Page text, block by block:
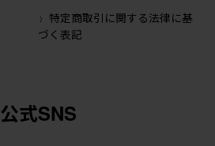
特定商取引に関する法律に基
づく表記
公式SNS